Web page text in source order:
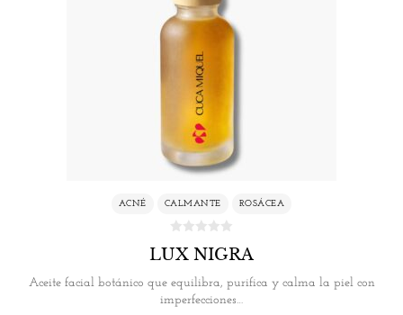
ACNÉ CALMANTE ROSÁCEA
LUX NIGRA
Aceite facial botánico que equilibra, purifica y calma la piel con
imperfecciones…